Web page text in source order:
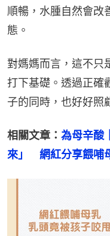
順暢，水腫自然會改
態。
對媽媽而言，這不只
打下基礎。透過正確
子的同時，也好好照
相關文章： 為母辛酸
來」　網紅分享餵哺